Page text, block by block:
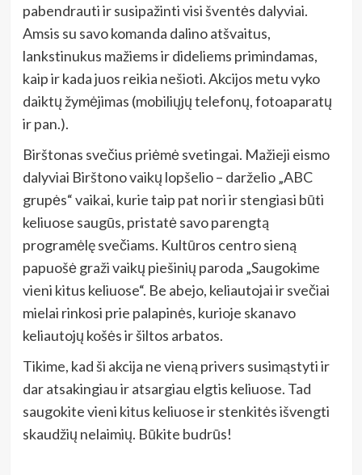
pabendrauti ir susipažinti visi šventės dalyviai.
Amsis su savo komanda dalino atšvaitus,
lankstinukus mažiems ir dideliems primindamas,
kaip ir kada juos reikia nešioti. Akcijos metu vyko
daiktų žymėjimas (mobiliųjų telefonų, fotoaparatų
ir pan.).
Birštonas svečius priėmė svetingai. Mažieji eismo
dalyviai Birštono vaikų lopšelio – darželio „ABC
grupės“ vaikai, kurie taip pat nori ir stengiasi būti
keliuose saugūs, pristatė savo parengtą
programėlę svečiams. Kultūros centro sieną
papuošė graži vaikų piešinių paroda „Saugokime
vieni kitus keliuose“. Be abejo, keliautojai ir svečiai
mielai rinkosi prie palapinės, kurioje skanavo
keliautojų košės ir šiltos arbatos.
Tikime, kad ši akcija ne vieną privers susimąstyti ir
dar atsakingiau ir atsargiau elgtis keliuose. Tad
saugokite vieni kitus keliuose ir stenkitės išvengti
skaudžių nelaimių. Būkite budrūs!